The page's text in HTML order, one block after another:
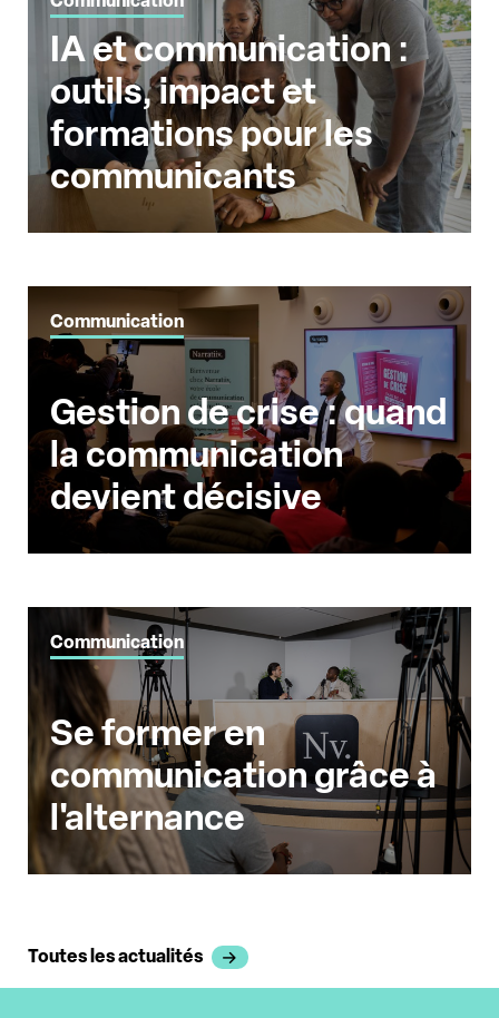
IA et communication :
outils, impact et
formations pour les
communicants
Communication
Gestion de crise : quand
la communication
devient décisive
Communication
Se former en
communication grâce à
l'alternance
Toutes les actualités